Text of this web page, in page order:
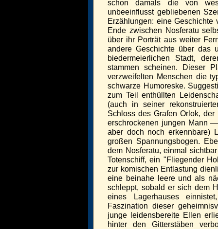
schon damals die von
unbeeinflusst gebliebenen
Erzählungen: eine
Ende zwischen Nosferatu
über ihr Porträt aus weiter
andere Geschichte über das
biedermeierlichen Stadt,
stammen scheinen. Dieser
verzweifelten Menschen die
schwarze Humoreske.
zum Teil enthüllten
(auch in seiner
Schloss des Grafen Orlok,
erschrockenen jungen Mann
aber doch noch erkennbare)
großen Spannungsbogen.
dem Nosferatu, einmal
Totenschiff, ein "Fliegender
zur komischen Entlastung
eine beinahe leere und als
schleppt, sobald er sich dem
eines Lagerhauses
Faszination dieser
junge leidensbereite Ellen
hinter den Gitterstäben